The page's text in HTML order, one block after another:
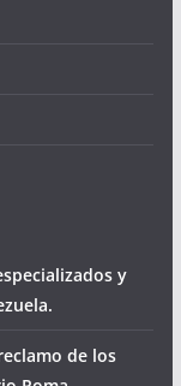
y
de los